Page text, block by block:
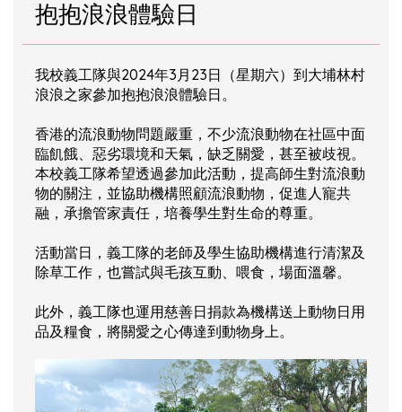
抱抱浪浪體驗日
我校義工隊與2024年3月23日（星期六）到大埔林村
浪浪之家參加抱抱浪浪體驗日。
香港的流浪動物問題嚴重，不少流浪動物在社區中面
臨飢餓、惡劣環境和天氣，缺乏關愛，甚至被歧視。
本校義工隊希望透過參加此活動，提高師生對流浪動
物的關注，並協助機構照顧流浪動物，促進人寵共
融，承擔管家責任，培養學生對生命的尊重。
活動當日，義工隊的老師及學生協助機構進行清潔及
除草工作，也嘗試與毛孩互動、喂食，場面溫馨。
此外，義工隊也運用慈善日捐款為機構送上動物日用
品及糧食，將關愛之心傳達到動物身上。